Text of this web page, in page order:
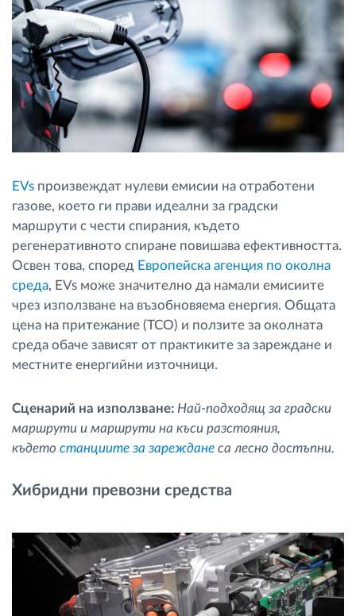
EVs произвеждат нулеви емисии на отработени
газове, което ги прави идеални за градски
маршрути с чести спирания, където
регенеративното спиране повишава ефективността.
Освен това, според Европейска агенция по околна
среда, EVs може значително да намали емисиите
чрез използване на възобновяема енергия. Общата
цена на притежание (TCO) и ползите за околната
среда обаче зависят от практиките за зареждане и
местните енергийни източници.
Сценарий на използване: Най-подходящ за градски
маршрути и маршрути на къси разстояния,
където станциите за зареждане са лесно достъпни.
Хибридни превозни средства